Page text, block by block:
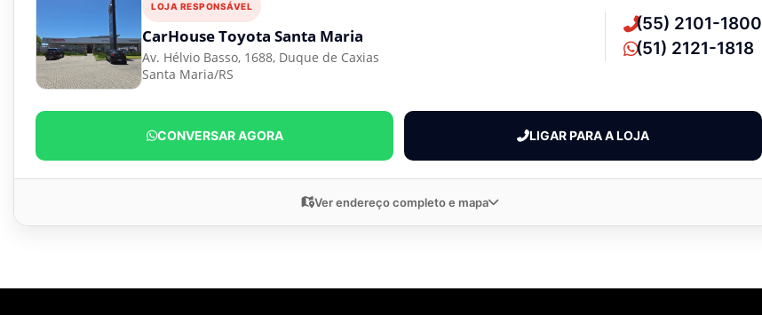
LOJA RESPONSÁVEL
CarHouse Toyota Santa Maria
Av. Hélvio Basso, 1688, Duque de Caxias
Santa Maria/RS
(55) 2101-1800
(51) 2121-1818
CONVERSAR AGORA LIGAR PARA A LOJA
Ver endereço completo e mapa